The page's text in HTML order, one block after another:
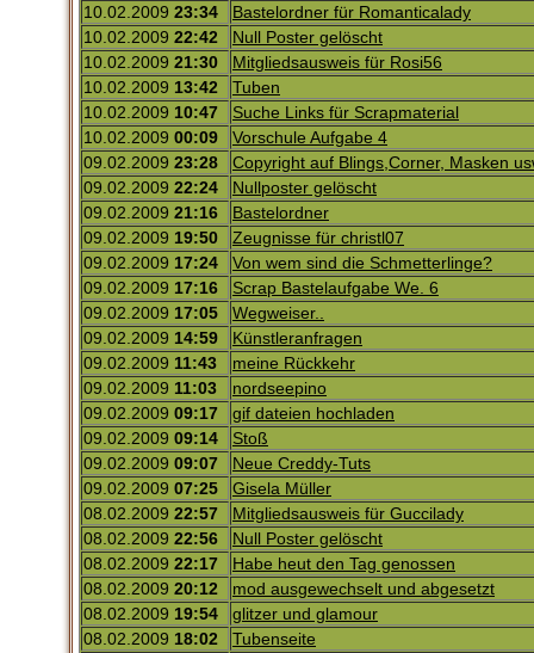
10.02.2009 23:34
Bastelordner für Romanticalady
10.02.2009 22:42
Null Poster gelöscht
10.02.2009 21:30
Mitgliedsausweis für Rosi56
10.02.2009 13:42
Tuben
10.02.2009 10:47
Suche Links für Scrapmaterial
10.02.2009 00:09
Vorschule Aufgabe 4
09.02.2009 23:28
Copyright auf Blings,Corner, Masken
09.02.2009 22:24
Nullposter gelöscht
09.02.2009 21:16
Bastelordner
09.02.2009 19:50
Zeugnisse für christl07
09.02.2009 17:24
Von wem sind die Schmetterlinge?
09.02.2009 17:16
Scrap Bastelaufgabe We. 6
09.02.2009 17:05
Wegweiser..
09.02.2009 14:59
Künstleranfragen
09.02.2009 11:43
meine Rückkehr
09.02.2009 11:03
nordseepino
09.02.2009 09:17
gif dateien hochladen
09.02.2009 09:14
Stoß
09.02.2009 09:07
Neue Creddy-Tuts
09.02.2009 07:25
Gisela Müller
08.02.2009 22:57
Mitgliedsausweis für Guccilady
08.02.2009 22:56
Null Poster gelöscht
08.02.2009 22:17
Habe heut den Tag genossen
08.02.2009 20:12
mod ausgewechselt und abgesetzt
08.02.2009 19:54
glitzer und glamour
08.02.2009 18:02
Tubenseite